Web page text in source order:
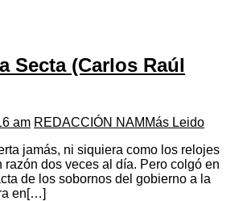
Secta (Carlos Raúl
am REDACCIÓN NAM Más Leido
jamás, ni siquiera como los relojes
razón dos veces al día. Pero colgó en
de los sobornos del gobierno a la
en[…]